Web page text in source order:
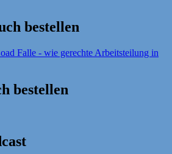
bestellen
bestellen